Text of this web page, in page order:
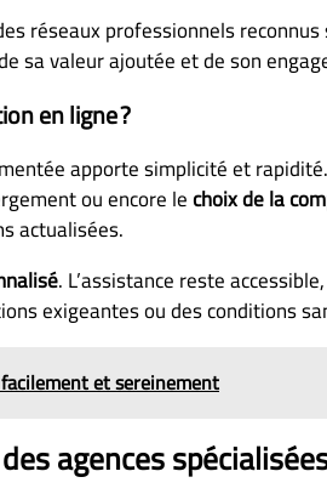
réseaux professionnels
sa valeur ajoutée et de son
en ligne ?
apporte simplicité et
ou encore lechoix de la
actualisées.
. L’assistance reste
exigeantes ou des conditions
et sereinement
agences